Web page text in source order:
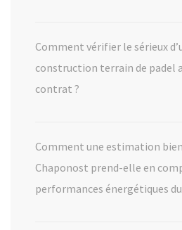
Comment vérifier le sérieux
construction terrain de padel
contrat ?
Comment une estimation
Chaponost prend-elle en
performances énergétiques